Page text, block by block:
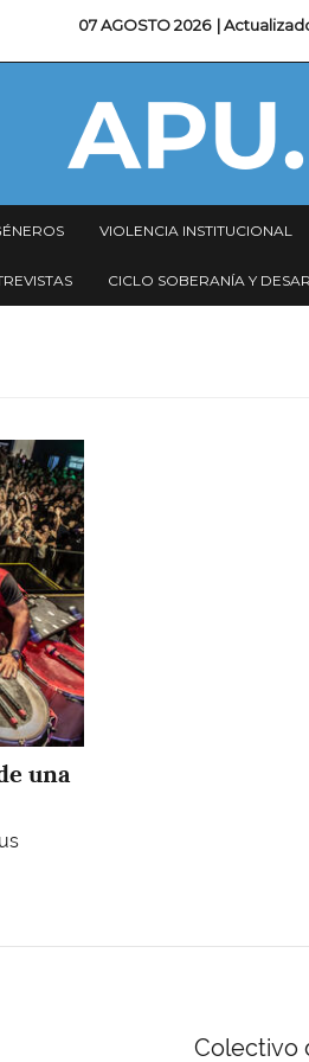
07 AGOSTO 2026 |
VIOLENCIA INSTITUCIONAL
CICLO SOBERANÍA Y
una
Colectivo